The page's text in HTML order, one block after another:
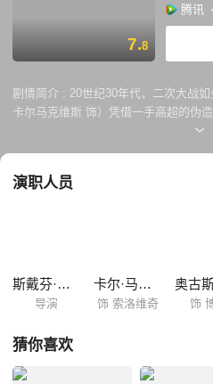
7.8
腾讯
剧情简介 : 20世纪30年代，二次大战
卡尔马克维斯 饰）凭借一手高超的伪
来，好不自在。但是他的好日子并为
头目，但良心却促使他选择了另一
演职人员
斯戴芬·卢佐维茨基
导演
卡尔·马克维斯
饰 索洛维奇 饰
猜你喜欢